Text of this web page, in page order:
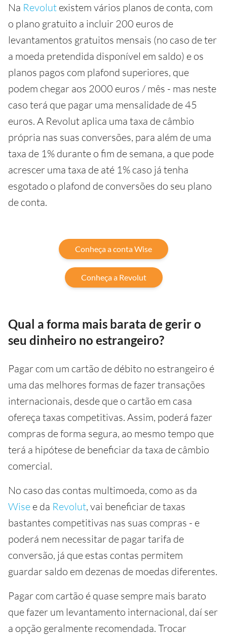
Na Revolut existem vários planos de conta, com
o plano gratuito a incluir 200 euros de
levantamentos gratuitos mensais (no caso de ter
a moeda pretendida disponível em saldo) e os
planos pagos com plafond superiores, que
podem chegar aos 2000 euros / mês - mas neste
caso terá que pagar uma mensalidade de 45
euros. A Revolut aplica uma taxa de câmbio
própria nas suas conversões, para além de uma
taxa de 1% durante o fim de semana, a que pode
acrescer uma taxa de até 1% caso já tenha
esgotado o plafond de conversões do seu plano
de conta.
Conheça a conta Wise
Conheça a Revolut
Qual a forma mais barata de gerir o
seu dinheiro no estrangeiro?
Pagar com um cartão de débito no estrangeiro é
uma das melhores formas de fazer transações
internacionais, desde que o cartão em casa
ofereça taxas competitivas. Assim, poderá fazer
compras de forma segura, ao mesmo tempo que
terá a hipótese de beneficiar da taxa de câmbio
comercial.
No caso das contas multimoeda, como as da
Wise e da Revolut, vai beneficiar de taxas
bastantes competitivas nas suas compras - e
poderá nem necessitar de pagar tarifa de
conversão, já que estas contas permitem
guardar saldo em dezenas de moedas diferentes.
Pagar com cartão é quase sempre mais barato
que fazer um levantamento internacional, daí ser
a opção geralmente recomendada. Trocar